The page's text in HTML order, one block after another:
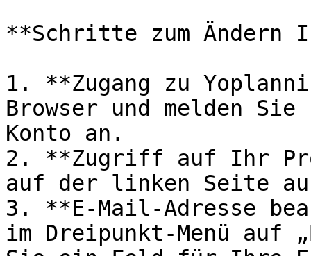
**Schritte zum Ändern
1. **Zugang zu
Browser und melden
Konto an.
2. **Zugriff auf Ihr
auf der linken Seite
3. **E-Mail-Adresse
im Dreipunkt-Menü auf